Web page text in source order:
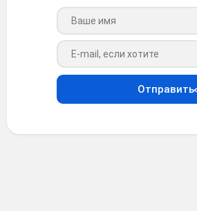
Ваше имя
Ваш e-mail
Отправить